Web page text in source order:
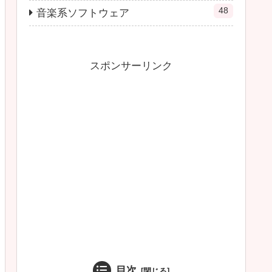
音楽系ソフトウェア 48
スポンサーリンク